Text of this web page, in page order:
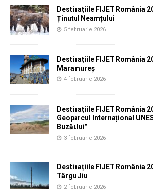
Destinațiile FIJET România
Ținutul Neamțului
5 februarie 2026
Destinațiile FIJET România
Maramureș
4 februarie 2026
Destinațiile FIJET România
Geoparcul Internațional
Buzăului”
3 februarie 2026
Destinațiile FIJET România
Târgu Jiu
2 februarie 2026